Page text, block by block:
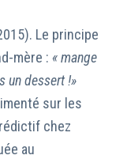
Le principe
mère : « mange
un dessert !»
sur les
chez
au